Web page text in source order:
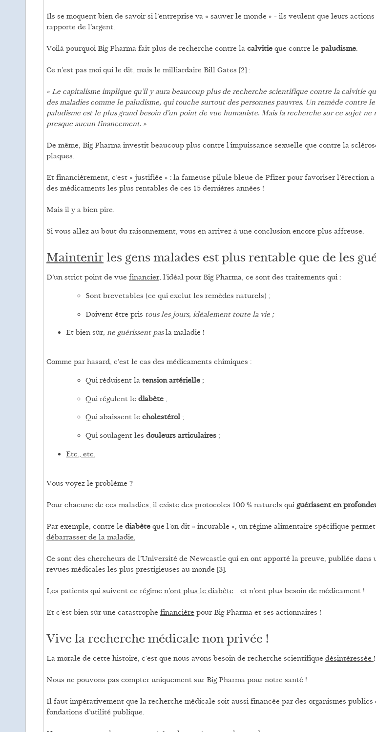
Ils se moquent bien de savoir si l’entreprise va « sauver le monde » - ils veulent que leurs
rapporte de l’argent.
Voilà pourquoi Big Pharma fait plus de recherche contre lacalvitieque contre le paludisme.
Ce n’est pas moi qui le dit, mais le milliardaire Bill Gates [2] :
« Le capitalisme implique qu’il y aura beaucoup plus de recherche scientifique contre la calvitie
des maladies comme le paludisme, qui touche surtout des personnes pauvres. Un remède contre le
paludisme est le plus grand besoin d’un point de vue humaniste. Mais la recherche sur ce sujet ne
presque aucun financement. »
De même, Big Pharma investit beaucoup plus contre l’impuissance sexuelle que contre la
plaques.
Et financièrement, c’est « justifiée » : la fameuse pilule bleue de Pfizer pour favoriser l’érection a
des médicaments les plus rentables de ces 15 dernières années !
Mais il y a bien pire.
Si vous allez au bout du raisonnement, vous en arrivez à une conclusion encore plus affreuse.
Maintenirles gens malades est plus rentable que de les
D’un strict point de vue financier, l’idéal pour Big Pharma, ce sont des traitements qui :
Sont brevetables (ce qui exclut les remèdes naturels) ;
Doivent être pris tous les jours, idéalement toute la vie ;
Et bien sûr, ne guérissent pasla maladie !
Comme par hasard, c’est le cas des médicaments chimiques :
Qui réduisent latension artérielle ;
Qui régulent le diabète ;
Qui abaissent le cholestérol ;
Qui soulagent les douleurs articulaires ;
Etc., etc.
Vous voyez le problème ?
Pour chacune de ces maladies, il existe des protocoles 100 % naturels quiguérissent en
Par exemple, contre le diabèteque l’on dit « incurable », un régime alimentaire spécifique
débarrasser de la maladie.
Ce sont des chercheurs de l’Université de Newcastle qui en ont apporté la preuve, publiée dans
revues médicales les plus prestigieuses au monde [3].
Les patients qui suivent ce régime n’ont plus le diabète… et n’ont plus besoin de médicament !
Et c’est bien sûr une catastrophe financièrepour Big Pharma et ses actionnaires !
Vive la recherche médicale non privée !
La morale de cette histoire, c’est que nous avons besoin de recherche scientifique désintéressée!
Nous ne pouvons pas compter uniquement sur Big Pharma pour notre santé !
Il faut impérativement que la recherche médicale soit aussi financée par des organismes publics
fondations d’utilité publique.